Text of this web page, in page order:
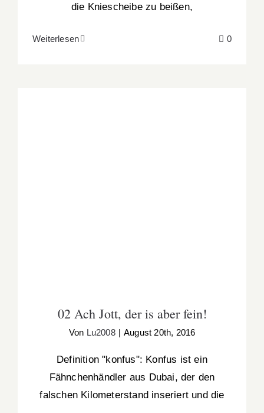
die Kniescheibe zu beißen,
Weiterlesen 0
02 Ach Jott, der is aber fein!
Von Lu2008 | August 20th, 2016
Definition "konfus": Konfus ist ein
Fähnchenhändler aus Dubai, der den
falschen Kilometerstand inseriert und die